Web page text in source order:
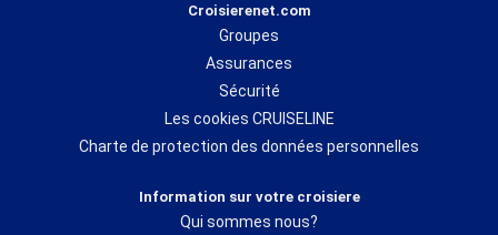
Croisierenet.com
Groupes
Assurances
Sécurité
Les cookies CRUISELINE
Charte de protection des données personnelles
Information sur votre croisiere
Qui sommes nous?